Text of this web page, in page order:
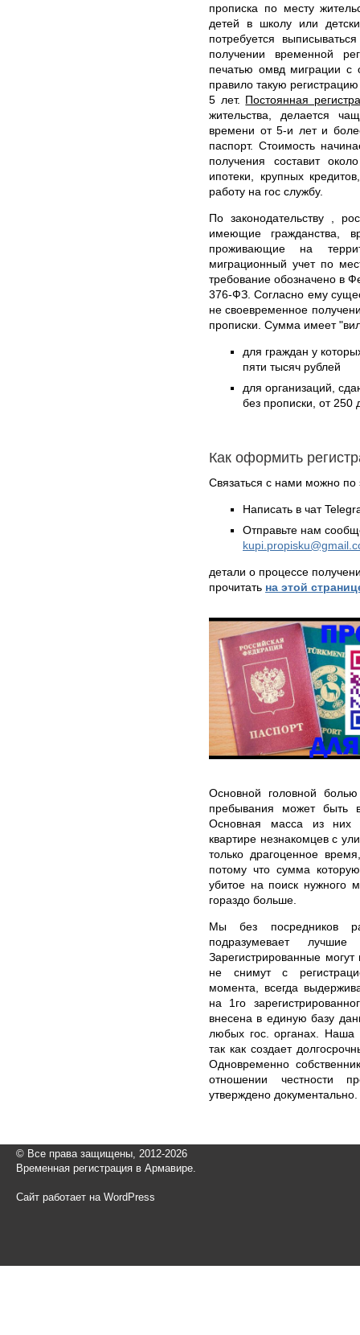
прописка по месту
детей в школу или
потребуется
получении временной
печатью омвд миграции с
правило такую
5 лет. Постоянная
жительства, делается
времени от 5-и лет и
паспорт. Стоимость
получения составит
ипотеки, крупных
работу на гос службу.
По законодательству ,
имеющие гражданства,
проживающие на
миграционный учет по
требование обозначено в
376-ФЗ. Согласно ему
не своевременное
прописки. Сумма имеет
для граждан у
пяти тысяч рублей
для организаций,
без прописки, от 250
Как оформить
Связаться с нами можно по
Написать в чат
Отправьте нам
детали о процессе
прочитать на этой
Основной головной
пребывания может быть
Основная масса из них
квартире незнакомцев с
только драгоценное
потому что сумма
убитое на поиск нужного
гораздо больше.
Мы без посредников
подразумевает
Зарегистрированные
не снимут с
момента, всегда
на 1го
внесена в единую базу
любых гос. органах. Наша
так как создает
Одновременно
отношении честности
утверждено документально.
© Все права защищены, 2012-2026
Временная регистрация в Армавире.
Сайт работает на WordPress